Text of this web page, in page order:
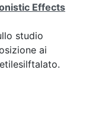
Effects
studio
ai